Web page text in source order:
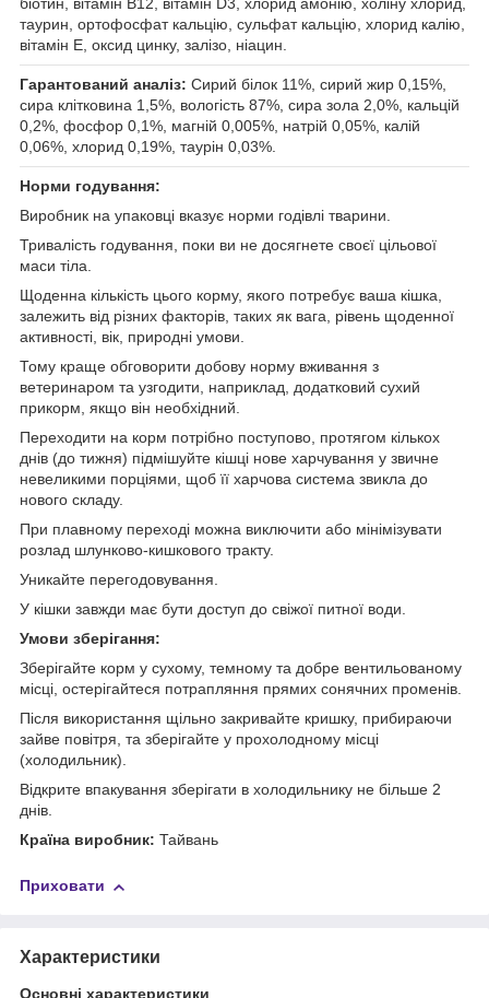
біотин, вітамін B12, вітамін D3, хлорид амонію, холіну хлорид,
таурин, ортофосфат кальцію, сульфат кальцію, хлорид калію,
вітамін Е, оксид цинку, залізо, ніацин.
Гарантований аналіз: Сирий білок 11%, сирий жир 0,15%,
сира клітковина 1,5%, вологість 87%, сира зола 2,0%, кальцій
0,2%, фосфор 0,1%, магній 0,005%, натрій 0,05%, калій
0,06%, хлорид 0,19%, таурін 0,03%.
Норми годування:
Виробник на упаковці вказує норми годівлі тварини.
Тривалість годування, поки ви не досягнете своєї цільової
маси тіла.
Щоденна кількість цього корму, якого потребує ваша кішка,
залежить від різних факторів, таких як вага, рівень щоденної
активності, вік, природні умови.
Тому краще обговорити добову норму вживання з
ветеринаром та узгодити, наприклад, додатковий сухий
прикорм, якщо він необхідний.
Переходити на корм потрібно поступово, протягом кількох
днів (до тижня) підмішуйте кішці нове харчування у звичне
невеликими порціями, щоб її харчова система звикла до
нового складу.
При плавному переході можна виключити або мінімізувати
розлад шлунково-кишкового тракту.
Уникайте перегодовування.
У кішки завжди має бути доступ до свіжої питної води.
Умови зберігання:
Зберігайте корм у сухому, темному та добре вентильованому
місці, остерігайтеся потрапляння прямих сонячних променів.
Після використання щільно закривайте кришку, прибираючи
зайве повітря, та зберігайте у прохолодному місці
(холодильник).
Відкрите впакування зберігати в холодильнику не більше 2
днів.
Країна виробник: Тайвань
Приховати
Характеристики
Основні характеристики